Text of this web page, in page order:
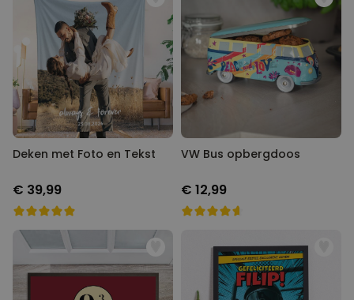
Deken met Foto en Tekst
€ 39,99
VW Bus opbergdoos
€ 12,99